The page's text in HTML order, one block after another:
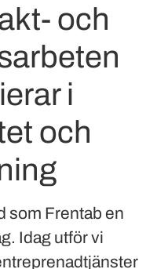
och
i
och
som Frentab en
Idag utför vi